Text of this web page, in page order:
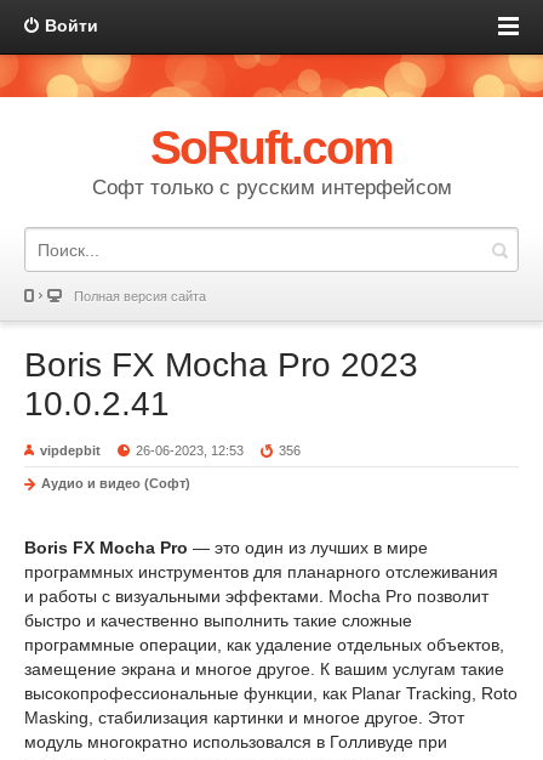
Войти
SoRuft.com
Софт только с русским интерфейсом
Полная версия сайта
Boris FX Mocha Pro 2023
10.0.2.41
vipdepbit 26-06-2023, 12:53 356
Аудио и видео (Софт)
Boris FX Mocha Pro — это один из лучших в мире
программных инструментов для планарного отслеживания
и работы с визуальными эффектами. Mocha Pro позволит
быстро и качественно выполнить такие сложные
программные операции, как удаление отдельных объектов,
замещение экрана и многое другое. К вашим услугам такие
высокопрофессиональные функции, как Planar Tracking, Roto
Masking, стабилизация картинки и многое другое. Этот
модуль многократно использовался в Голливуде при